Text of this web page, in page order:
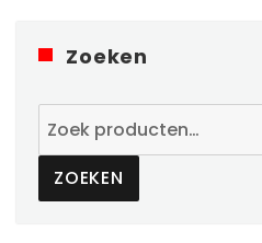
Zoeken
naar:
ZOEKEN